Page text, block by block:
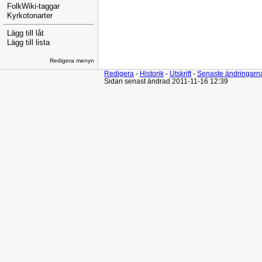
FolkWiki-taggar
Kyrkotonarter
Lägg till låt
Lägg till lista
Redigera menyn
Redigera - Historik - Utskrift- Senaste
Sidan senast ändrad 2011-11-16 12:39